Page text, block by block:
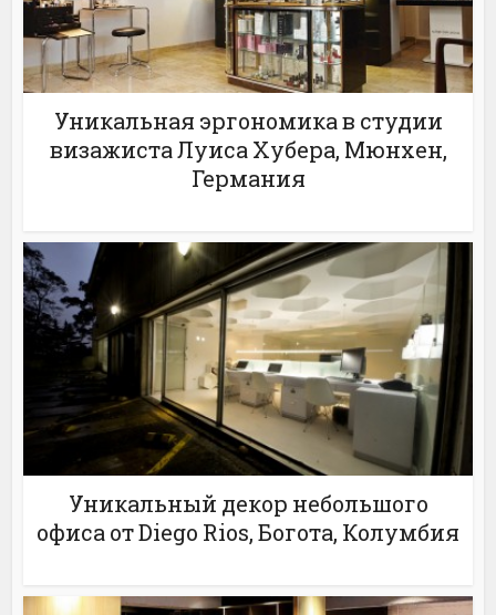
Уникальная эргономика в студии
визажиста Луиса Хубера, Мюнхен,
Германия
Уникальный декор небольшого
офиса от Diego Rios, Богота, Колумбия